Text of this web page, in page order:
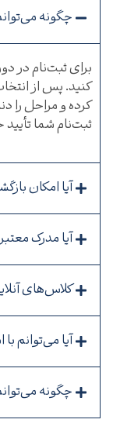
چگونه می‌توانم
برای ثبت‌نام در
کنید. پس از انتخاب
کرده و مراحل را
ثبت‌نام شما تأیید
آیا امکان
آیا مدرک معتبر
کلاس‌های آنلاین
آیا می‌توانم با
چگونه می‌توانم